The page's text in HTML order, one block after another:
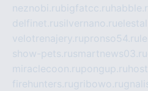
neznobi.rubigfatcc.ru
delfinet.rusilvernano.ru
velotrenajery.rupronso54.ru
show-pets.rusmartnews03.ru
miraclecoon.rupongup.ru
firehunters.rugribowo.ru